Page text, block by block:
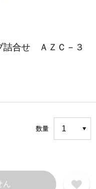
詰合せ ＡＺＣ－３
数量
ん